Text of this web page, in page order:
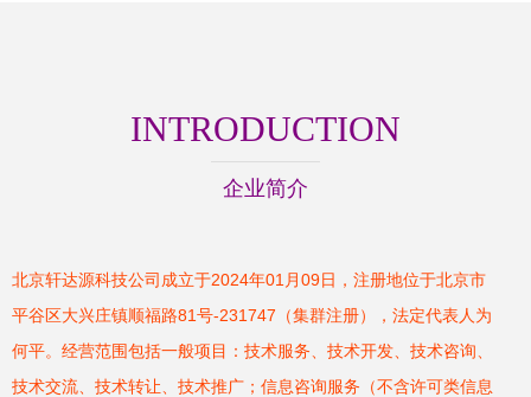
INTRODUCTION
企业简介
北京轩达源科技公司成立于2024年01月09日，注册地位于北京市
平谷区大兴庄镇顺福路81号-231747（集群注册），法定代表人为
何平。经营范围包括一般项目：技术服务、技术开发、技术咨询、
技术交流、技术转让、技术推广；信息咨询服务（不含许可类信息